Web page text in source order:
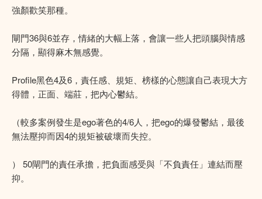
強顏歡笑那種。
閘門36與6並存，情緒的大幅上落，會讓一些人把頭腦與情感
分隔，顯得麻木無感覺。
Profile黑色4及6，責任感、規矩、榜樣的心態讓自己表現大方
得體，正面、端莊，把內心鬱結。
（較多案例發生是ego著色的4/6人，把ego的爆發鬱結，最後
無法壓抑而因4的規矩被破壞而失控。
） 50閘門的責任承擔，把負面感受與「不負責任」連結而壓
抑。